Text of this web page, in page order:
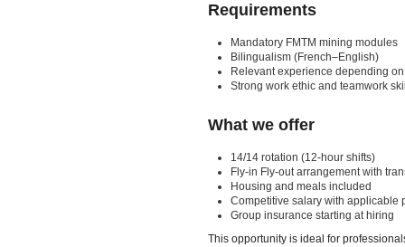
Requirements
Mandatory FMTM mining modules
Bilingualism (French–English)
Relevant experience depending
Strong work ethic and teamwork
What we offer
14/14 rotation (12-hour shifts)
Fly-in Fly-out arrangement with
Housing and meals included
Competitive salary with applicable
Group insurance starting at hiring
This opportunity is ideal for